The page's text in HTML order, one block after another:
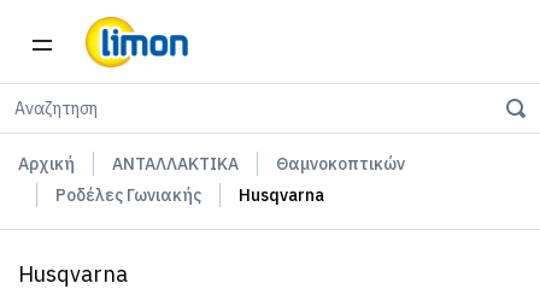
Αρχική ΑΝΤΑΛΛΑΚΤΙΚΑ
Θαμνοκοπτικών
Ροδέλες Γωνιακής
Husqvarna
Husqvarna